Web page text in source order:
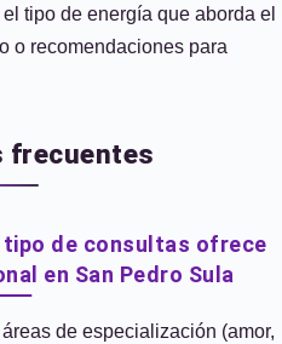
tipo de energía que aborda el
o recomendaciones para
frecuentes
tipo de consultas ofrece
en San Pedro Sula
de especialización (amor,